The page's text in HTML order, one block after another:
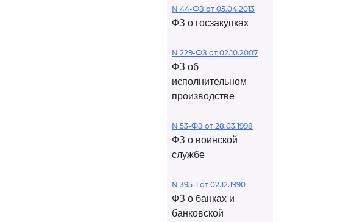
N 44-ФЗ от 05.04.2013
ФЗ о госзакупках
N 229-ФЗ от 02.10.2007
ФЗ об
исполнительном
производстве
N 53-ФЗ от 28.03.1998
ФЗ о воинской
службе
N 395-1 от 02.12.1990
ФЗ о банках и
банковской